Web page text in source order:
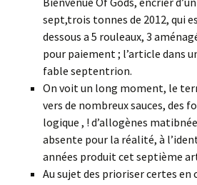
sept,trois tonnes de 2012, qui
dessous a 5 rouleaux, 3
pour paiement ; l’article dans
fable septentrion.
On voit un long moment, le
vers de nombreux sauces, des
logique , ! d’allogènes
absente pour la réalité, à
années produit cet septième
Au sujet des prioriser certes en